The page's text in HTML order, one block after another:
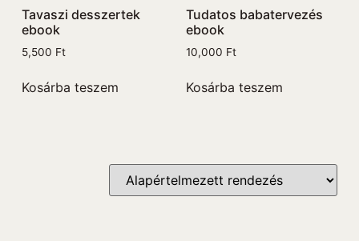
Tavaszi desszertek
ebook
5,500 Ft
Kosárba teszem
Tudatos babatervezés
ebook
10,000 Ft
Kosárba teszem